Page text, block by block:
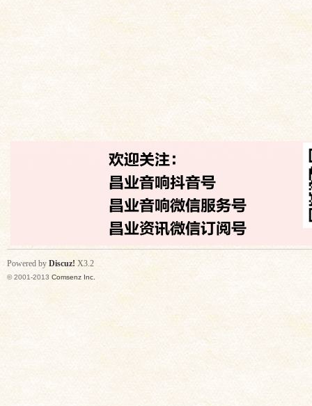
Powered by Discuz! X3.2
© 2001-2013 Comsenz Inc.